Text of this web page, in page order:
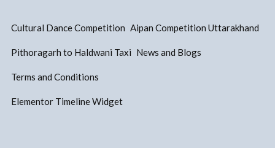
Cultural Dance Competition Aipan Competition Uttarakhand
Pithoragarh to Haldwani Taxi News and Blogs
Terms and Conditions
Elementor Timeline Widget